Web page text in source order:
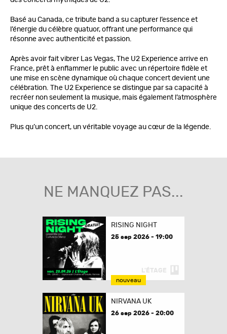
Basé au Canada, ce tribute band a su capturer l’essence et
l’énergie du célèbre quatuor, offrant une performance qui
résonne avec authenticité et passion.
Après avoir fait vibrer Las Vegas, The U2 Experience arrive en
France, prêt à enflammer le public avec un répertoire fidèle et
une mise en scène dynamique où chaque concert devient une
célébration. The U2 Experience se distingue par sa capacité à
recréer non seulement la musique, mais également l’atmosphère
unique des concerts de U2.
Plus qu’un concert, un véritable voyage au cœur de la légende.
NE MANQUEZ PAS...
RISING NIGHT
25 sep 2026 - 19:00
L'ÉTAGE
nouveau
NIRVANA UK
26 sep 2026 - 20:00